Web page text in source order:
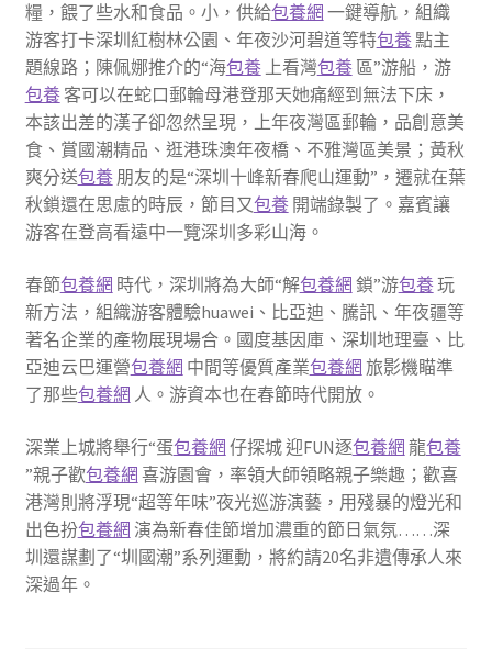
糧，餵了些水和食品。小，供給包養網 一鍵導航，組織
游客打卡深圳紅樹林公園、年夜沙河碧道等特包養點主
題線路；陳佩娜推介的“海包養上看灣包養區”游船，游
包養客可以在蛇口郵輪母港登那天她痛經到無法下床，
本該出差的漢子卻忽然呈現，上年夜灣區郵輪，品創意美
食、賞國潮精品、逛港珠澳年夜橋、不雅灣區美景；黃秋
爽分送包養朋友的是“深圳十峰新春爬山運動”，遷就在葉
秋鎖還在思慮的時辰，節目又包養開端錄製了。嘉賓讓
游客在登高看遠中一覽深圳多彩山海。
春節包養網 時代，深圳將為大師“解包養網 鎖”游包養玩
新方法，組織游客體驗huawei、比亞迪、騰訊、年夜疆等
著名企業的產物展現場合。國度基因庫、深圳地理臺、比
亞迪云巴運營包養網 中間等優質產業包養網 旅影機瞄準
了那些包養網 人。游資本也在春節時代開放。
深業上城將舉行“蛋包養網 仔探城 迎FUN逐包養網 龍包養
”親子歡包養網 喜游園會，率領大師領略親子樂趣；歡喜
港灣則將浮現“超等年味”夜光巡游演藝，用殘暴的燈光和
出色扮包養網 演為新春佳節增加濃重的節日氣氛……深
圳還謀劃了“圳國潮”系列運動，將約請20名非遺傳承人來
深過年。